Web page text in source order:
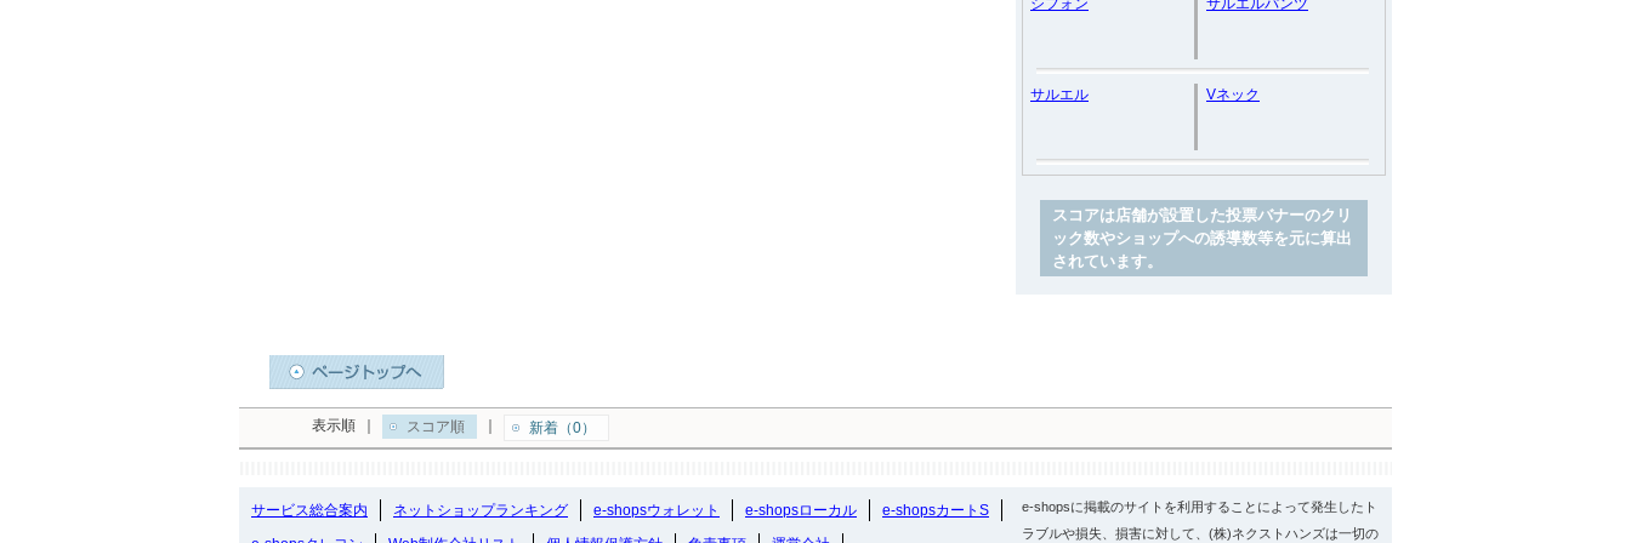
シフォン サルエルパンツ
サルエル Vネック
スコアは店舗が設置した投票バナーのクリ
ック数やショップへの誘導数等を元に算出
されています。
表示順 スコア順 新着（0）
サービス総合案内 ネットショップランキング e-shopsウォレット e-shopsローカル
e-shopsカートS
e-shopsに掲載のサイトを利用することによって発生したト
ラブルや損失、損害に対して、(株)ネクストハンズは一切の